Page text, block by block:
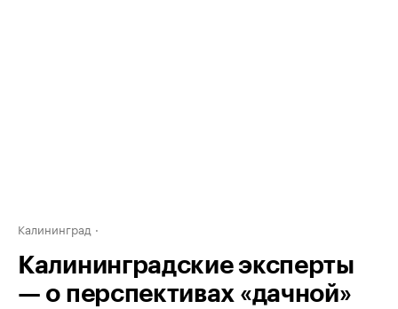
Калининград
Калининградские эксперты
— о перспективах «дачной»